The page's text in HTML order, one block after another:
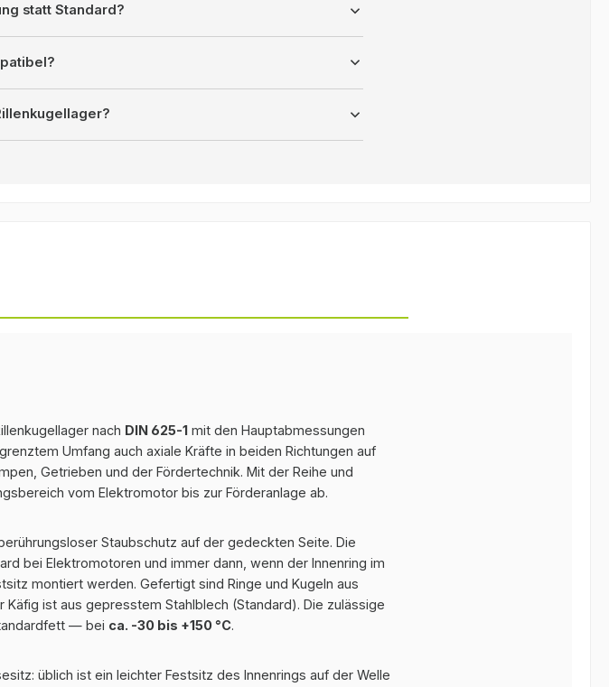
statt Standard?
nach DIN 625-1 mit den Hauptabmessungen
Umfang auch axiale Kräfte in beiden Richtungen auf
Getrieben und der Fördertechnik. Mit der Reihe und
vom Elektromotor bis zur Förderanlage ab.
Staubschutz auf der gedeckten Seite. Die
bei Elektromotoren und immer dann, wenn der Innenring im
montiert werden. Gefertigt sind Ringe und Kugeln aus
Käfig ist aus gepresstem Stahlblech (Standard). Die zulässige
— bei ca. -30 bis +150 °C.
üblich ist ein leichter Festsitz des Innenrings auf der Welle